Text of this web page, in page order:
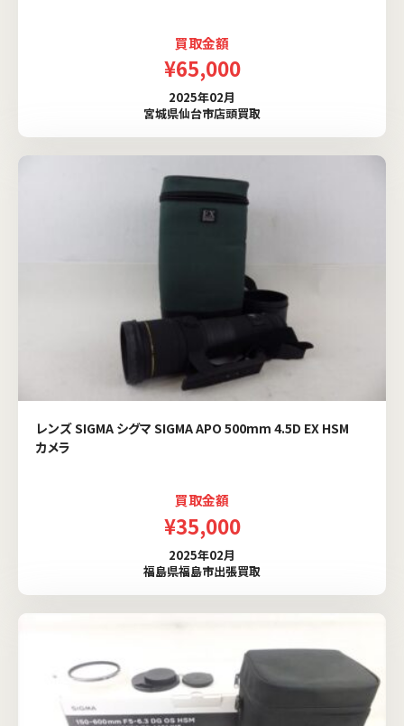
買取金額
¥65,000
2025年02月
宮城県仙台市店頭買取
レンズ SIGMA シグマ SIGMA APO 500mm 4.5D EX HSM
カメラ
買取金額
¥35,000
2025年02月
福島県福島市出張買取